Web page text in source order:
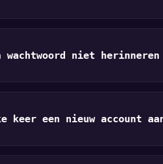
niet herinneren
keer een nieuw account